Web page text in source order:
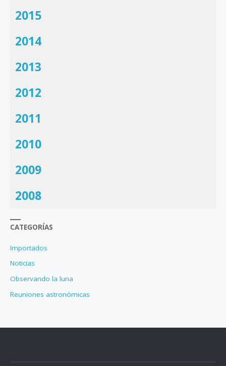
2015
2014
2013
2012
2011
2010
2009
2008
CATEGORÍAS
Importados
Noticias
Observando la luna
Reuniones astronómicas